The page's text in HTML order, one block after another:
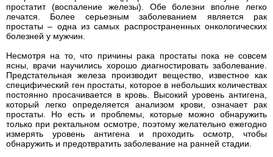
простатит (воспаление железы). Обе болезни вполне легко
лечатся. Более серьезным заболеванием является рак
простаты – одна из самых распространенных онкологических
болезней у мужчин.
Несмотря на то, что причины рака простаты пока не совсем
ясны, врачи научились хорошо диагностировать заболевание.
Предстательная железа производит вещество, известное как
специфический ген простаты, которое в небольших количествах
постоянно просачивается в кровь. Высокий уровень антигена,
который легко определяется анализом крови, означает рак
простаты. Но есть и проблемы, которые можно обнаружить
только при ректальном осмотре, поэтому желательно ежегодно
измерять уровень антигена и проходить осмотр, чтобы
обнаружить и предотвратить заболевание на ранней стадии.